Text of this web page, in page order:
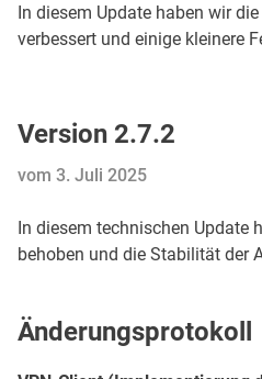
In diesem Update haben wir
verbessert und einige kleinere
Version 2.7.2
vom 3. Juli 2025
In diesem technischen Update
behoben und die Stabilität der
Änderungsprotokoll